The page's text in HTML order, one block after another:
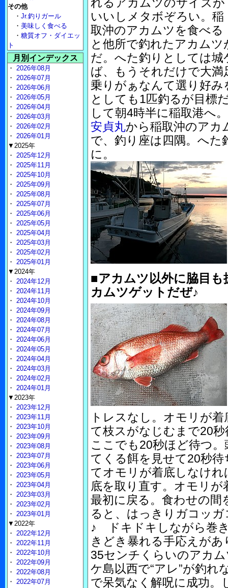
いいしメタボぞろい。稲
取沖のアカムツを食べる
と他所で釣れたアカム
だ。へた釣りとしては城
ば、もうそれだけで大
乗りがぁなんて選り好
としても1匹釣るが目標
して朝4時半に稲取港へ
安貞丸から稲取沖のアカ
で、釣り座は四隅。へた
に。
■アカムツ以外に脇目
カムツゲットだぜ♪
トレスなし。オモリが
て枝スがなじむまで20
ここでも20秒ほど待つ
てくる餌を見せて20秒
てオモリが着底しなけ
底を取り直す。オモリ
最初に戻る。食わせの
ると、はっきりガコッ
♪ ドキドキしながら巻
きどき暴れる手応えが
35センチくらいのアカ
ケ島以西で“アレ”が釣れ
で呆気なく解呪に成功
その他
・ Jr.釣りガール
・ 美味しく食べる
・ 糖質オフ・ダイエッ
ト
月別インデックス
・ 2026年08月
・ 2026年07月
・ 2026年06月
・ 2026年05月
・ 2026年04月
・ 2026年03月
・ 2026年02月
・ 2026年01月
▼2025年
・ 2025年12月
・ 2025年11月
・ 2025年10月
・ 2025年09月
・ 2025年08月
・ 2025年07月
・ 2025年06月
・ 2025年05月
・ 2025年04月
・ 2025年03月
・ 2025年02月
・ 2025年01月
▼2024年
・ 2024年12月
・ 2024年11月
・ 2024年10月
・ 2024年09月
・ 2024年08月
・ 2024年07月
・ 2024年06月
・ 2024年05月
・ 2024年04月
・ 2024年03月
・ 2024年02月
・ 2024年01月
▼2023年
・ 2023年12月
・ 2023年11月
・ 2023年10月
・ 2023年09月
・ 2023年08月
・ 2023年07月
・ 2023年06月
・ 2023年05月
・ 2023年04月
・ 2023年03月
・ 2023年02月
・ 2023年01月
▼2022年
・ 2022年12月
・ 2022年11月
・ 2022年10月
・ 2022年09月
・ 2022年08月
・ 2022年07月